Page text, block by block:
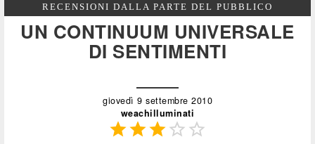
RECENSIONI DALLA PARTE DEL PUBBLICO
UN CONTINUUM UNIVERSALE
DI SENTIMENTI
giovedì 9 settembre 2010
weachilluminati
 